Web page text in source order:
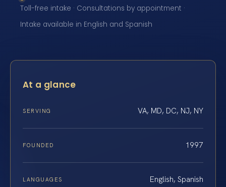
Toll-free intake · Consultations by appointment ·
Intake available in English and Spanish
At a glance
SERVING VA, MD, DC, NJ, NY
FOUNDED 1997
LANGUAGES English, Spanish